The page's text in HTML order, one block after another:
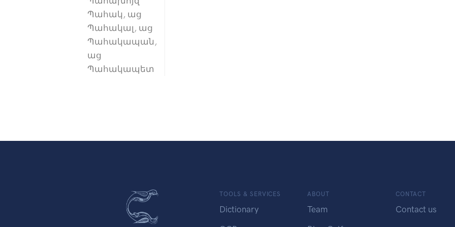
Պահակ, աց
Պահակալ, աց
Պահակապան,
աց
Պահակապետ
TOOLS & SERVICES
Dictionary
ABOUT
Team
CONTACT
Contact us